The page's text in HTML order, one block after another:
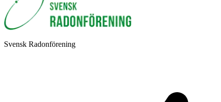
Svensk Radonförening